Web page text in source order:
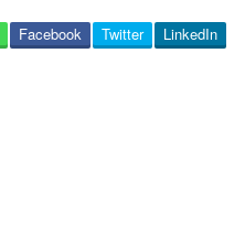
LinkedIn
Twitter
Facebook